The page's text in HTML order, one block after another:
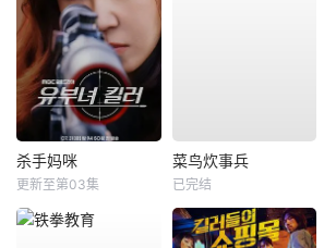
杀手妈咪
更新至第03集
菜鸟炊事兵
已完结